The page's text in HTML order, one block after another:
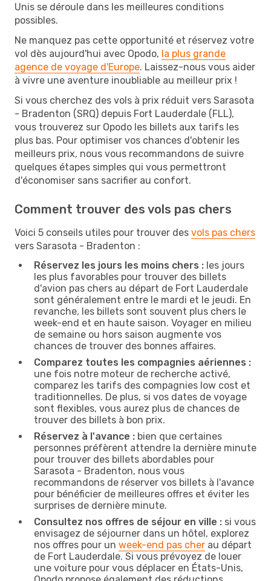
Unis se déroule dans les meilleures conditions
possibles.
Ne manquez pas cette opportunité et réservez votre
vol dès aujourd'hui avec Opodo, la plus grande
agence de voyage d'Europe. Laissez-nous vous aider
à vivre une aventure inoubliable au meilleur prix !
Si vous cherchez des vols à prix réduit vers Sarasota
- Bradenton (SRQ) depuis Fort Lauderdale (FLL),
vous trouverez sur Opodo les billets aux tarifs les
plus bas. Pour optimiser vos chances d'obtenir les
meilleurs prix, nous vous recommandons de suivre
quelques étapes simples qui vous permettront
d'économiser sans sacrifier au confort.
Comment trouver des vols pas chers
Voici 5 conseils utiles pour trouver des vols pas chers
vers Sarasota - Bradenton :
Réservez les jours les moins chers : les jours
les plus favorables pour trouver des billets
d'avion pas chers au départ de Fort Lauderdale
sont généralement entre le mardi et le jeudi. En
revanche, les billets sont souvent plus chers le
week-end et en haute saison. Voyager en milieu
de semaine ou hors saison augmente vos
chances de trouver des bonnes affaires.
Comparez toutes les compagnies aériennes :
une fois notre moteur de recherche activé,
comparez les tarifs des compagnies low cost et
traditionnelles. De plus, si vos dates de voyage
sont flexibles, vous aurez plus de chances de
trouver des billets à bon prix.
Réservez à l'avance : bien que certaines
personnes préfèrent attendre la dernière minute
pour trouver des billets abordables pour
Sarasota - Bradenton, nous vous
recommandons de réserver vos billets à l'avance
pour bénéficier de meilleures offres et éviter les
surprises de dernière minute.
Consultez nos offres de séjour en ville : si vous
envisagez de séjourner dans un hôtel, explorez
nos offres pour un week-end pas cher au départ
de Fort Lauderdale. Si vous prévoyez de louer
une voiture pour vous déplacer en États-Unis,